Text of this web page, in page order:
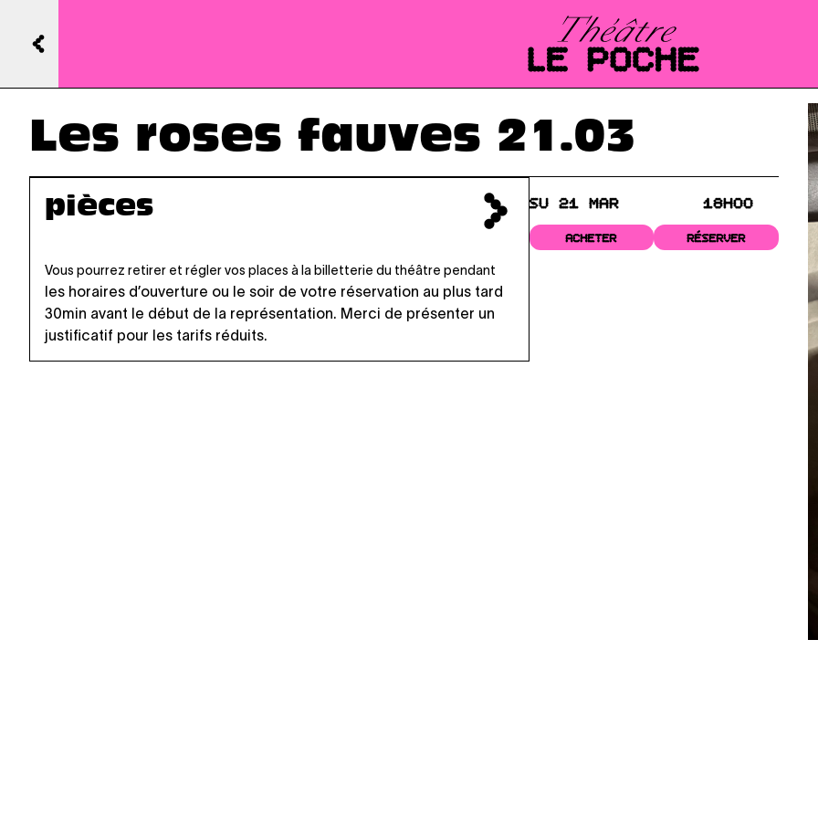
Les roses fauves 21.03
pièces
Vous pourrez retirer et régler vos places à la billetterie du théâtre pendant
les horaires d’ouverture ou le soir de votre réservation au plus tard
30min avant le début de la représentation. Merci de présenter un
justificatif pour les tarifs réduits.
SU 21 MAR 18H00
ACHETER RÉSERVER